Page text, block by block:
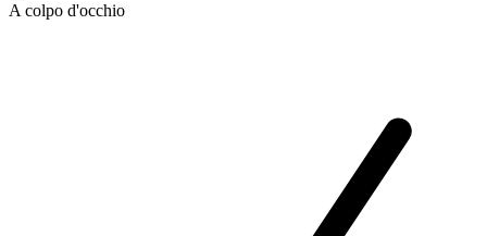
A colpo d'occhio